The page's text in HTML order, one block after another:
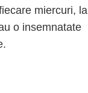
miercuri, la
o insemnatate